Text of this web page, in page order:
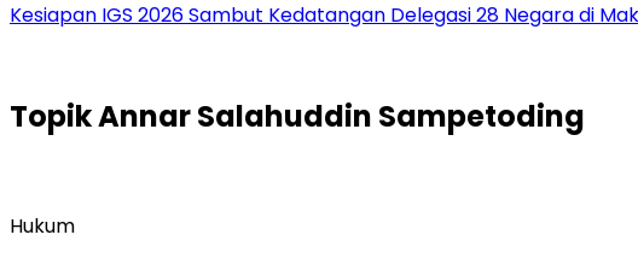
Kesiapan IGS 2026 Sambut Kedatangan Delegasi 28 Negara di
TopikAnnar Salahuddin Sampetoding
Hukum